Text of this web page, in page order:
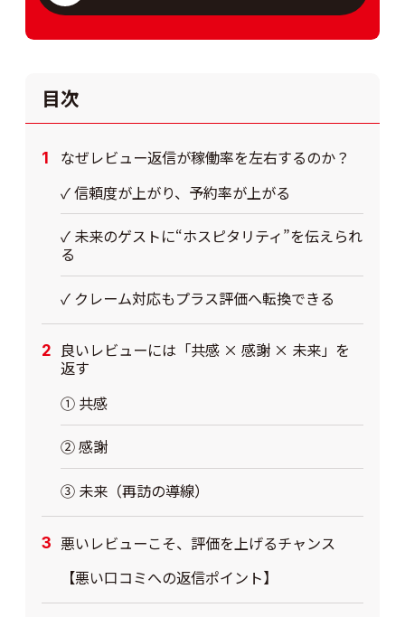
目次
なぜレビュー返信が稼働率を左右するのか？
✓ 信頼度が上がり、予約率が上がる
✓ 未来のゲストに“ホスピタリティ”を伝えられ
る
✓ クレーム対応もプラス評価へ転換できる
良いレビューには「共感 × 感謝 × 未来」を
返す
① 共感
② 感謝
③ 未来（再訪の導線）
悪いレビューこそ、評価を上げるチャンス
【悪い口コミへの返信ポイント】